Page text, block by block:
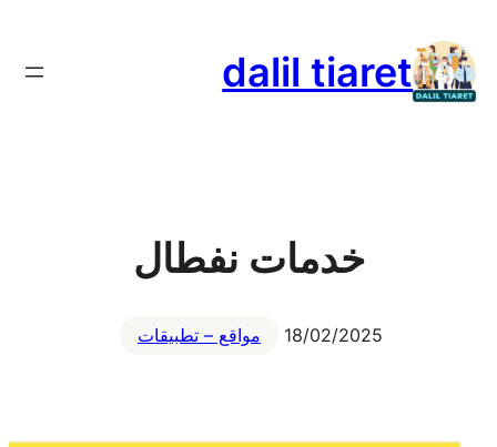
إلى
المحتوى
dalil tiaret
خدمات نفطال
18/02/2025 مواقع – تطبيقات